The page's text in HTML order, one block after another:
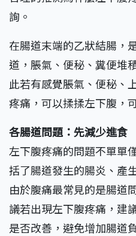
詢。
在腸道末端的乙狀結腸，
道，脹氣、便秘、糞便堆
此若有感覺脹氣、便秘、
疼痛，可以揉揉左下腹，
各腸道問題：先減少進食
左下腹疼痛的問題不單單
括了腸道發生的腸炎、產
由於腹痛最常見的是腸道
議若出現左下腹疼痛，建
是否改善，避免增加腸道